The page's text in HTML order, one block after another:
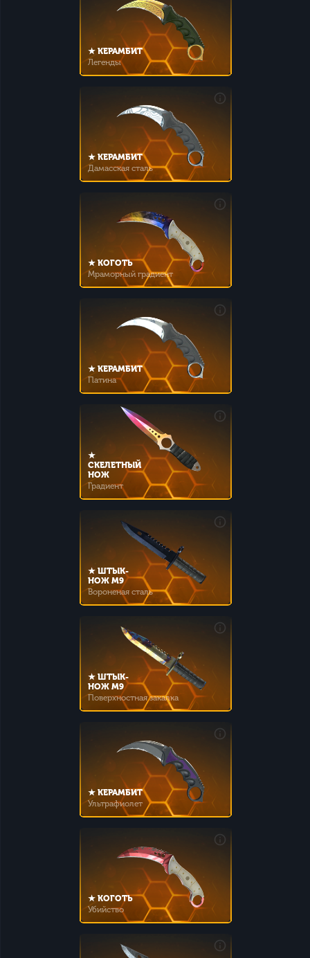
★ КЕРАМБИТ
Легенды
★ КЕРАМБИТ
Дамасская сталь
★ КОГОТЬ
Мраморный градиент
★ КЕРАМБИТ
Патина
★
СКЕЛЕТНЫЙ
НОЖ
Градиент
★ ШТЫК-
НОЖ M9
Вороненая сталь
★ ШТЫК-
НОЖ M9
Поверхностная закалка
★ КЕРАМБИТ
Ультрафиолет
★ КОГОТЬ
Убийство